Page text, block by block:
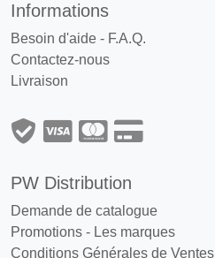
Informations
Besoin d'aide - F.A.Q.
Contactez-nous
Livraison
PW Distribution
Demande de catalogue
Promotions - Les marques
Conditions Générales de Ventes